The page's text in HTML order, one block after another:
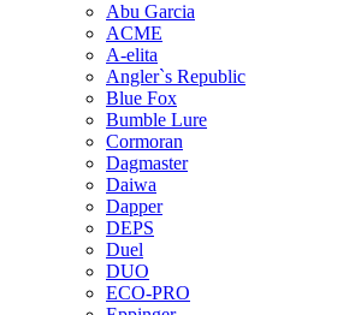
Abu Garcia
ACME
A-elita
Angler`s Republic
Blue Fox
Bumble Lure
Cormoran
Dagmaster
Daiwa
Dapper
DEPS
Duel
DUO
ECO-PRO